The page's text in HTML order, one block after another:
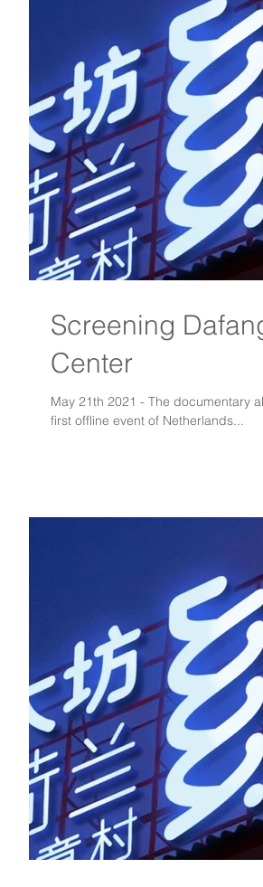
Screening
Center
May 21th 2021 - The documentary
first offline event of Netherlands...